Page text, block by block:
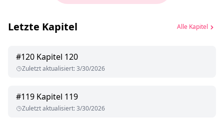
Letzte Kapitel Alle Kapitel
#120 Kapitel 120
Zuletzt aktualisiert:3/30/2026
#119 Kapitel 119
Zuletzt aktualisiert:3/30/2026